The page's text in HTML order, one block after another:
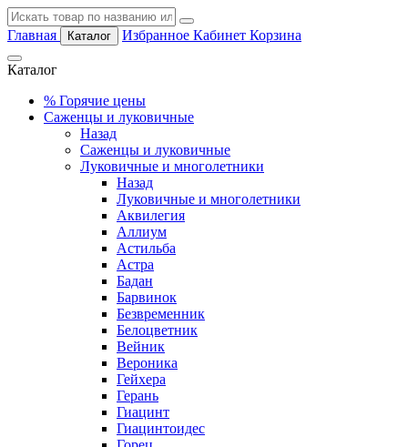
Главная Каталог Избранное Кабинет Корзина
Каталог
% Горячие цены
Саженцы и луковичные
Назад
Саженцы и луковичные
Луковичные и многолетники
Назад
Луковичные и многолетники
Аквилегия
Аллиум
Астильба
Астра
Бадан
Барвинок
Безвременник
Белоцветник
Вейник
Вероника
Гейхера
Герань
Гиацинт
Гиацинтоидес